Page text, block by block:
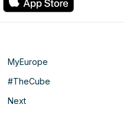
MyEurope
#TheCube
Next